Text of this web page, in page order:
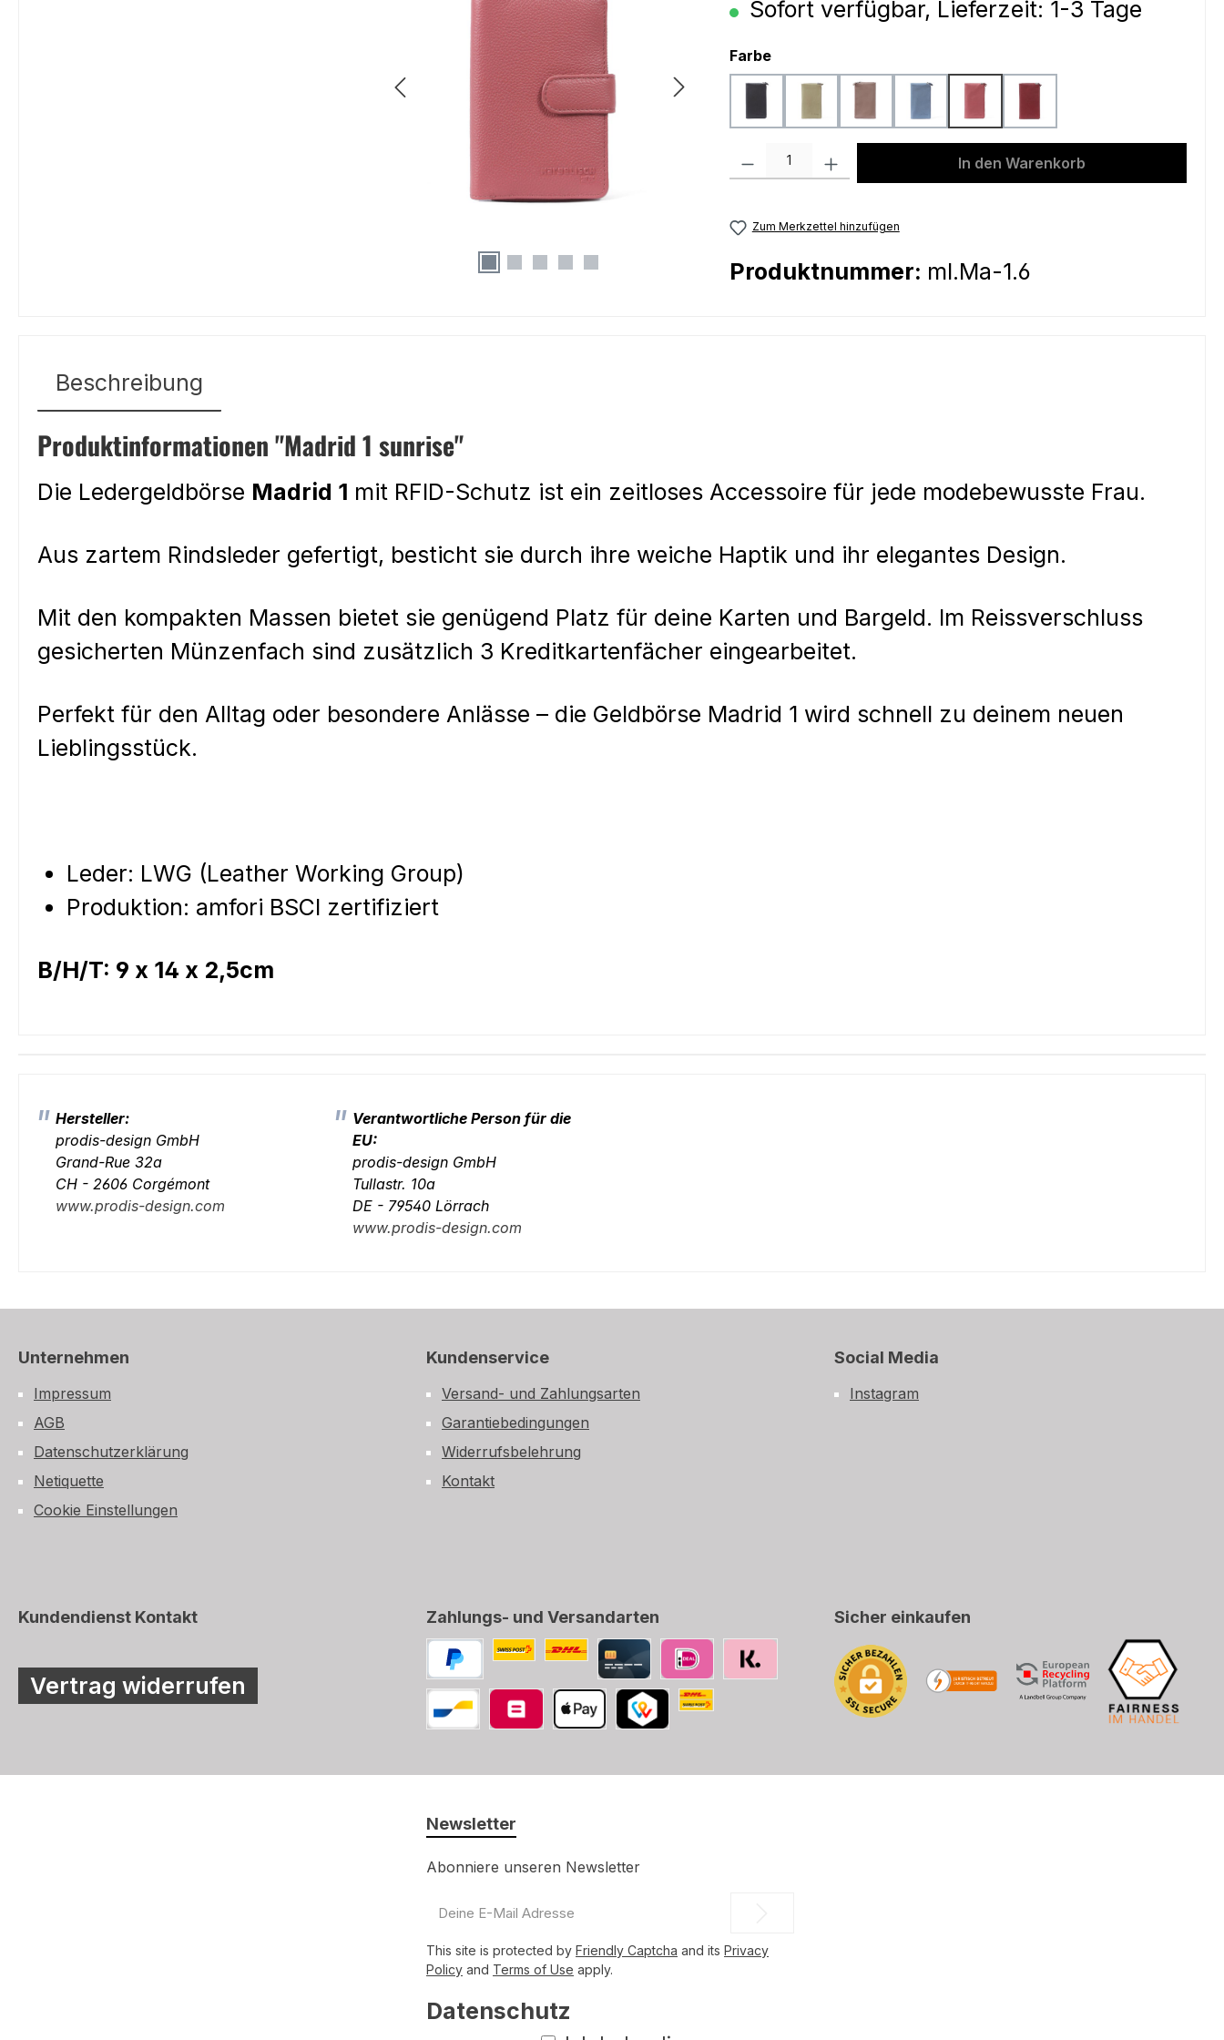
Sofort verfügbar, Lieferzeit: 1-3 Tage
Farbeauswählen
blacklight mustard
peachsky bluesunrisewine
Produkt Anzahl: Gib den gewünschten Wert ein oder benutze die Schaltflächen
In den Warenkorb
Zum Merkzettel hinzufügen
Produktnummer: ml.Ma-1.6
Beschreibung
Produktinformationen "Madrid 1 sunrise"
Die Ledergeldbörse Madrid 1 mit RFID-Schutz ist ein zeitloses Accessoire für jede modebewusste Frau.
Aus zartem Rindsleder gefertigt, besticht sie durch ihre weiche Haptik und ihr elegantes Design.
Mit den kompakten Massen bietet sie genügend Platz für deine Karten und Bargeld. Im Reissverschluss
gesicherten Münzenfach sind zusätzlich 3 Kreditkartenfächer eingearbeitet.
Perfekt für den Alltag oder besondere Anlässe – die Geldbörse Madrid 1 wird schnell zu deinem neuen
Lieblingsstück.
Leder: LWG (Leather Working Group)
Produktion: amfori BSCI zertifiziert
B/H/T: 9 x 14 x 2,5cm
Hersteller:
prodis-design GmbH
Grand-Rue 32a
CH - 2606 Corgémont
www.prodis-design.com
Verantwortliche Person für die
EU:
prodis-design GmbH
Tullastr. 10a
DE - 79540 Lörrach
www.prodis-design.com
Unternehmen
Impressum
AGB
Datenschutzerklärung
Netiquette
Cookie Einstellungen
Kundenservice
Versand- und Zahlungsarten
Garantiebedingungen
Widerrufsbelehrung
Kontakt
Social Media
Instagram
Kundendienst Kontakt
Vertrag widerrufen
Zahlungs- und Versandarten
PayPal Kredit-/Debitkarte
iDEAL
Die Schweizerische Post (CH, LI), DHL (EU+Welt)
Benutzerdefiniertes Bild 1
Benutzerdefiniertes Bild 2
Sicher einkaufen
Newsletter
Abonniere unseren Newsletter
Mail-
*
This site is protected by Friendly Captcha and its Privacy
Policy and Terms of Use apply.
Datenschutz